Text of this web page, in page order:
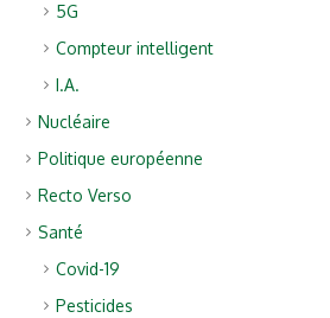
5G
Compteur intelligent
I.A.
Nucléaire
Politique européenne
Recto Verso
Santé
Covid-19
Pesticides